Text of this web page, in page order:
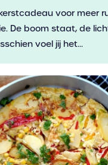
voor meer
De boom staat, de
voel jij het...